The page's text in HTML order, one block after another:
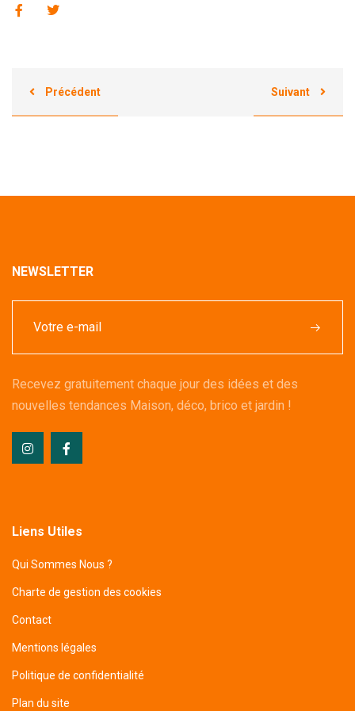
Précédent Suivant
NEWSLETTER
Recevez gratuitement chaque jour des idées et des
nouvelles tendances Maison, déco, brico et jardin !
Liens Utiles
Qui Sommes Nous ?
Charte de gestion des cookies
Contact
Mentions légales
Politique de confidentialité
Plan du site